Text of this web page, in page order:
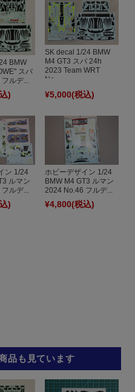
BMW
スパ
ルデ...
)
SK decal 1/24 BMW
M4 GT3 スパ 24h
2023 Team WRT
No....
¥5,000(税込)
ン 1/24
ルマン
ルデ...
)
ホビーデザイン 1/24
BMW M4 GT3 ルマン
2024 No.46 フルデ...
¥4,800(税込)
品も見ています